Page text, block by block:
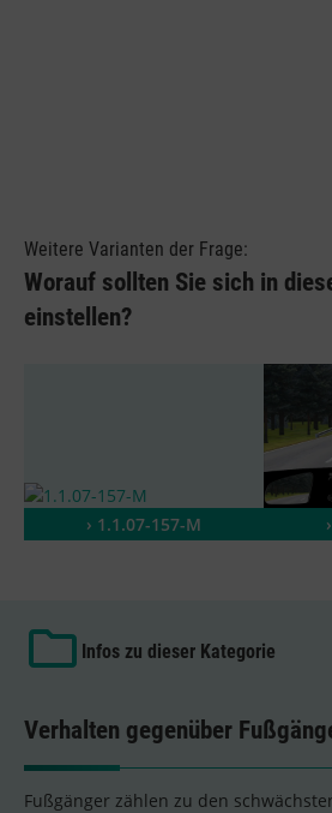
Weitere Varianten der Frage:
Worauf sollten Sie sich in
einstellen?
› 1.1.07-157-M
Infos zu dieser Kategorie
Verhalten gegenüber
Fußgänger zählen zu den